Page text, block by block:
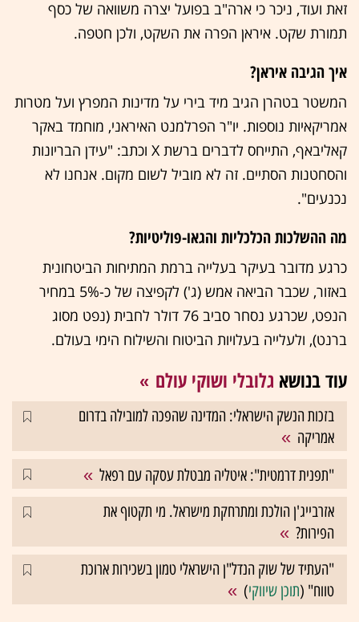
זאת ועוד, ניכר כי ארה"ב בפועל יצרה משוואה של כסף
תמורת שקט. איראן הפרה את השקט, ולכן חטפה.
איך הגיבה איראן?
המשטר בטהרן הגיב מיד בירי על מדינות המפרץ ועל מטרות
אמריקאיות נוספות. יו"ר הפרלמנט האיראני, מוחמד באקר
קאליבאף, התייחס לדברים ברשת X וכתב: "עידן הבריונות
והסחטנות הסתיים. זה לא מוביל לשום מקום. אנחנו לא
נכנעים".
מה ההשלכות הכלכליות והגאו-פוליטיות?
כרגע מדובר בעיקר בעלייה ברמת המתיחות הביטחונית
באזור, שכבר הביאה אמש (ג') לקפיצה של כ-5% במחיר
הנפט, שכרגע נסחר סביב 76 דולר לחבית (נפט מסוג
ברנט), ולעלייה בעלויות הביטוח והשילוח הימי בעולם.
עוד בנושא גלובלי ושוקי עולם
בזכות הנשק הישראלי: המדינה שהפכה למובילה בדרום
אמריקה
"תפנית דרמטית": איטליה מבטלת עסקה עם רפאל
אזרבייג'ן הולכת ומתרחקת מישראל. מי תקטוף את
הפירות?
"העתיד של שוק הנדל"ן הישראלי טמון בשכירות ארוכת
טווח" (תוכן שיווקי)